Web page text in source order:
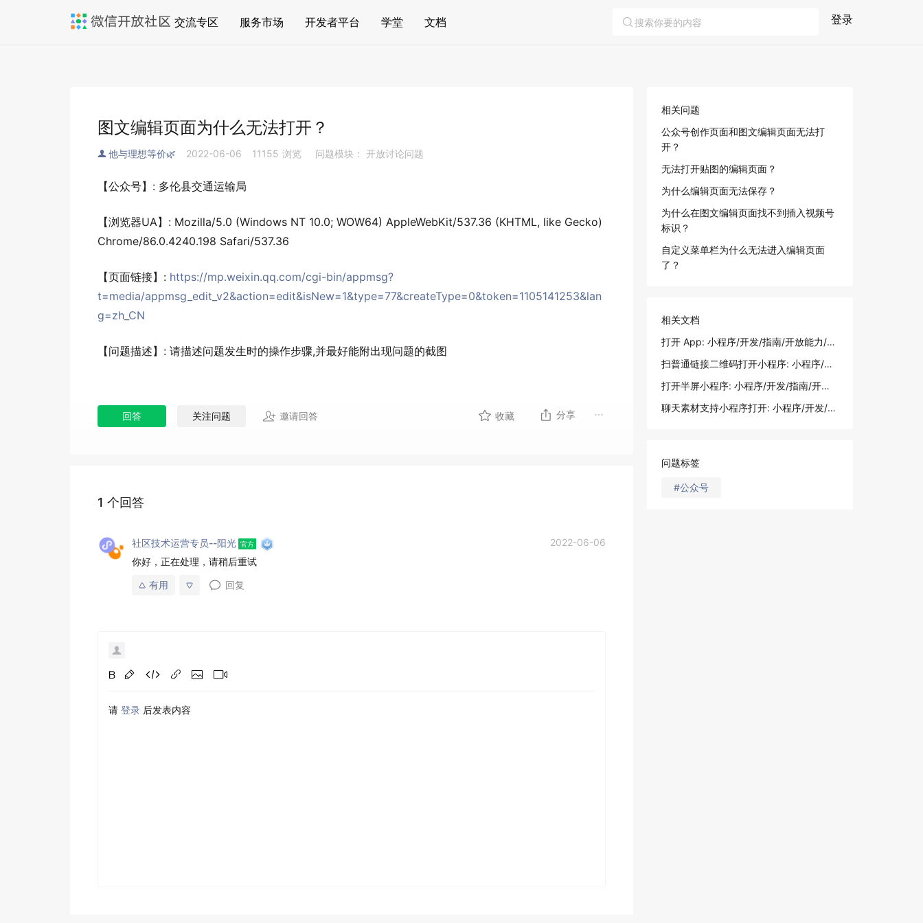
交流专区 服务市场 开发者平台 学堂 文档 登录
图文编辑页面为什么无法打开？
他与理想等价🌿 2022-06-06 11155 浏览 问题模块： 开放讨论问题
【公众号】: 多伦县交通运输局
【浏览器UA】: Mozilla/5.0 (Windows NT 10.0; WOW64) AppleWebKit/537.36 (KHTML, like Gecko)
Chrome/86.0.4240.198 Safari/537.36
【页面链接】: https://mp.weixin.qq.com/cgi-bin/appmsg?
t=media/appmsg_edit_v2&action=edit&isNew=1&type=77&createType=0&token=1105141253&lan
g=zh_CN
【问题描述】: 请描述问题发生时的操作步骤,并最好能附出现问题的截图
回答 关注问题 邀请回答 收藏 分享
1 个回答
社区技术运营专员--阳光
2022-06-06
你好，正在处理，请稍后重试
有用
回复
请 登录 后发表内容
相关问题
公众号创作页面和图文编辑页面无法打
开？
无法打开贴图的编辑页面？
为什么编辑页面无法保存？
为什么在图文编辑页面找不到插入视频号
标识？
自定义菜单栏为什么无法进入编辑页面
了？
相关文档
打开 App: 小程序/开发/指南/开放能力/打开 App
扫普通链接二维码打开小程序: 小程序/介绍/扫码打开小程序接入指南/扫普通链接二维码打开小程序
打开半屏小程序: 小程序/开发/指南/开放能力/打开半屏小程序
聊天素材支持小程序打开: 小程序/开发/指南/开放能力/聊天素材打开
问题标签
#公众号